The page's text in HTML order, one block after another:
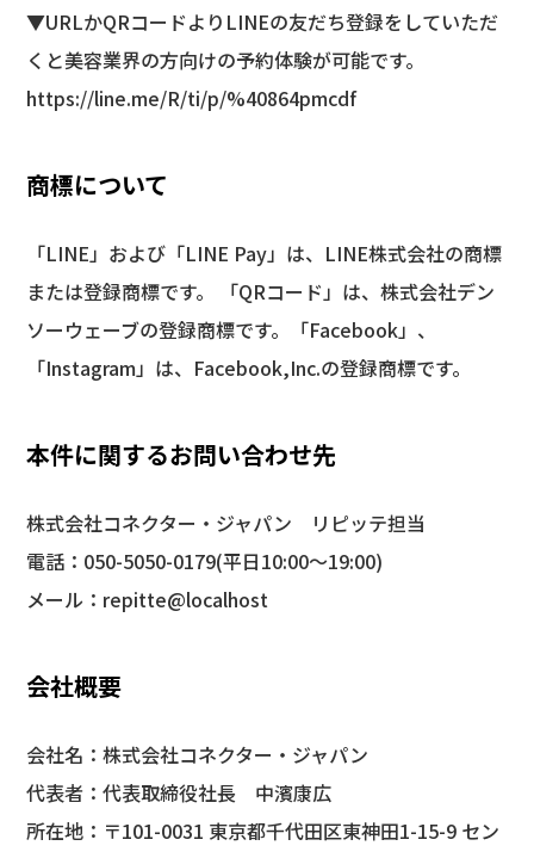
▼URLかQRコードよりLINEの友だち登録をしていただ
くと美容業界の方向けの予約体験が可能です。
https://line.me/R/ti/p/%40864pmcdf
商標について
「LINE」および「LINE Pay」は、LINE株式会社の商標
または登録商標です。 「QRコード」は、株式会社デン
ソーウェーブの登録商標です。「Facebook」、
「Instagram」は、Facebook,Inc.の登録商標です。
本件に関するお問い合わせ先
株式会社コネクター・ジャパン リピッテ担当
電話：050-5050-0179(平日10:00〜19:00)
メール： repitte@localhost
会社概要
会社名：株式会社コネクター・ジャパン
代表者：代表取締役社⻑ 中濱康広
所在地：〒101-0031 東京都千代田区東神田1-15-9 セン